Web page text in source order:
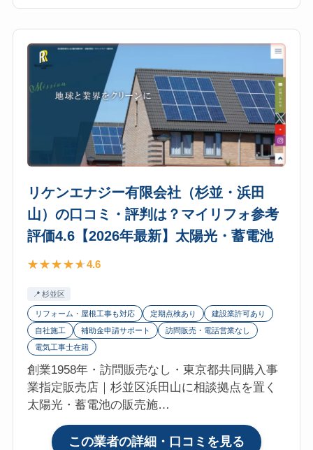
イ
リ
フ
参
考
評
価
4.7【2026
年
最
新】
太
陽
池
式
会
社
オ
フ
ォ
ー
ス
（渋
谷
区・
大
宮
口
コ
ミ・
判
は？
イ
リケンエナジー有限会社（杉並・浜田
山）の口コミ・評判は？マイリフォ参考
評価4.6【2026年最新】太陽光・蓄電池
4.6
杉並区
リフォーム・屋根工事も対応 定期点検あり
建設業許可あり
自社施工
補助金申請サポート
訪問販売・電話営業なし
電気工事士在籍
創業1958年・訪問販売なし・東京都共同購入事
業指定販売店｜杉並区浜田山に相談拠点を置く
太陽光・蓄電池の販売施…
この業者の詳細・口コミを見る